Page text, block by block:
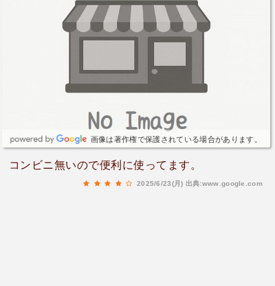
画像は著作権で保護されている場合があります。
コンビニ無いので便利に使ってます。
2025/6/23(月) 出典:www.google.com